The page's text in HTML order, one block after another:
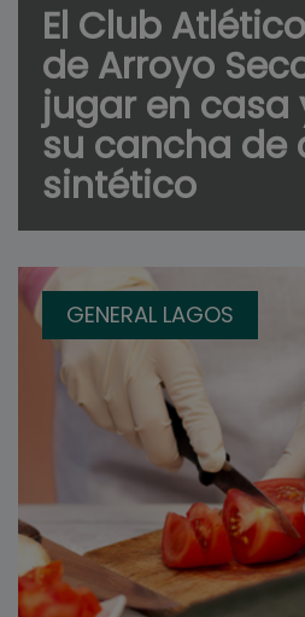
El Club
de Arroyo
jugar en casa
su cancha de
sintético
GENERAL LAGOS